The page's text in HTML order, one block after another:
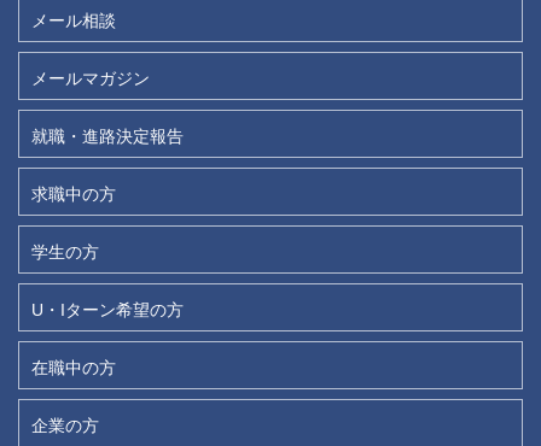
メール相談
メールマガジン
就職・進路決定報告
求職中の方
学生の方
U・Iターン希望の方
在職中の方
企業の方